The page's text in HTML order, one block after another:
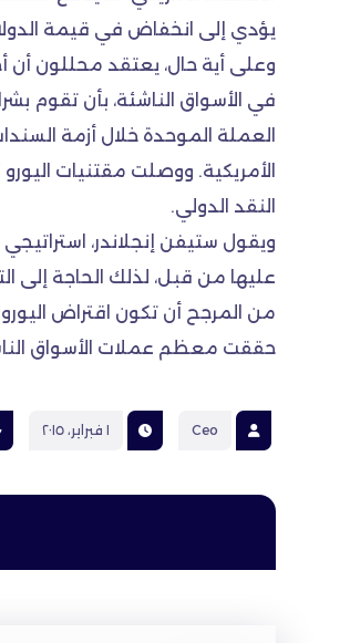
يؤدي إلى انخفاض في قيمة الدولار، الذي وصل إلى أعلى
وعلى أية حال، يعتقد محللون أن
في الأسواق الناشئة، بأن تقوم
العملة الموحدة خلال أزمة
النقد الدولي.
ويقول ستيفن إنجلاندر،
عليها من قبل، لذلك الحاجة إلى
من المرجح أن تكون اقتراض
حققت معظم عملات الأسواق
Ceo ١ فبراير، ٢٠١٥